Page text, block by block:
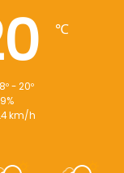
℃
- 20º
km/h